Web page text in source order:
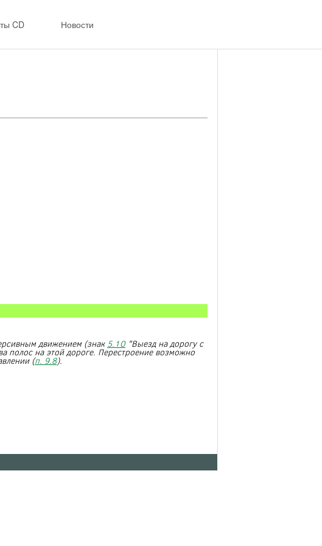
CD Новости
движением (знак 5.10"Выезд на дорогу с
полос на этой дороге. Перестроение возможно
(п. 9.8).